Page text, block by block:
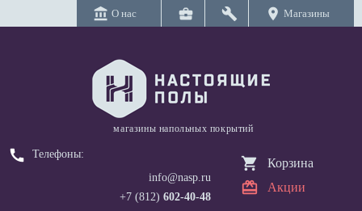
account_balance О нас business_center build location_on Магазины
магазины напольных покрытий
call
Телефоны:
info@nasp.ru
+7 (812) 602-40-48
Корзина
Акции